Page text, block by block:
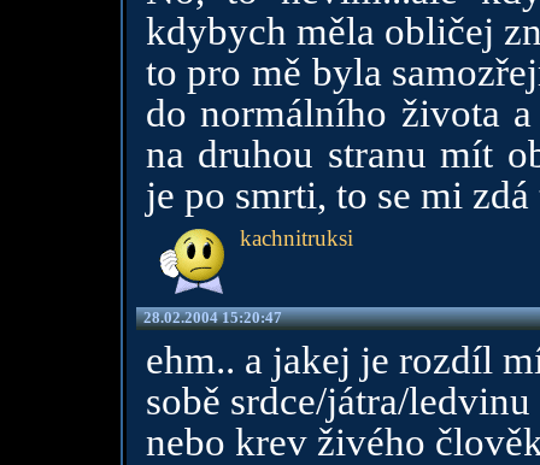
kdybych měla obličej
to pro mě byla
do normálního života
na druhou stranu mít
je po smrti, to se mi
kachnitruksi
28.02.2004 15:20:47
ehm.. a jakej je rozdíl
sobě srdce/játra/
nebo krev živého